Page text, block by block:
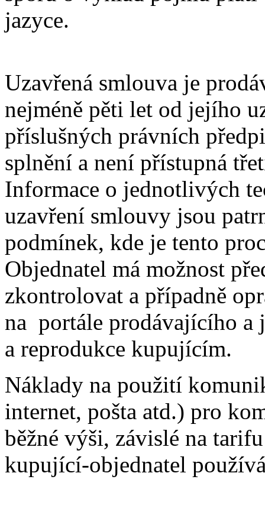
jazyce.
Uzavřená smlouva je
nejméně pěti let od jejího
příslušných právních
splnění a není přístupná
Informace o jednotlivých
uzavření smlouvy jsou
podmínek, kde je tento
Objednatel má možnost
zkontrolovat a případně
na portále prodávajícího a
a reprodukce kupujícím.
Náklady na použití
internet, pošta atd.) pro
běžné výši, závislé na
kupující-objednatel